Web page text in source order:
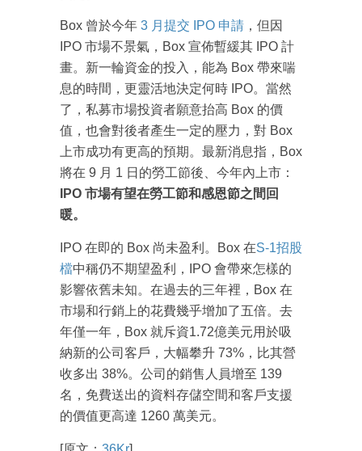
Box 曾於今年 3 月提交 IPO 申請 ，但因
IPO 市場不景氣，Box 宣佈暫緩其 IPO 計
畫。新一輪資金的投入，能為 Box 帶來喘
息的時間，更靈活地決定何時 IPO。當然
了，私募市場投資者願意抬高 Box 的價
值，也會對後者產生一定的壓力，對 Box
上市成功有更高的預期。最新消息指，Box
將在 9 月 1 日的勞工節後、今年內上市：
IPO 市場有望在勞工節和感恩節之間回
暖。
IPO 在即的 Box 尚未盈利。Box 在S-1招股
檔中稱仍不期望盈利，IPO 會帶來怎樣的
影響依舊未知。在過去的三年裡，Box 在
市場和行銷上的花費幾乎增加了五倍。去
年僅一年，Box 就斥資1.72億美元用於吸
納新的公司客戶，大幅攀升 73%，比其營
收多出 38%。公司的銷售人員增至 139
名，免費送出的資料存儲空間和客戶支援
的價值更高達 1260 萬美元。
箱！